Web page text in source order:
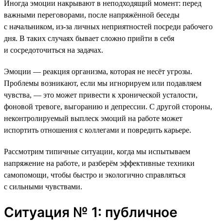
Иногда эмоции накрывают в неподходящий момент: перед
важными переговорами, после напряжённой беседы
с начальником, из-за личных неприятностей посреди рабочего
дня. В таких случаях бывает сложно прийти в себя
и сосредоточиться на задачах.
Эмоции — реакция организма, которая не несёт угрозы.
Проблемы возникают, если мы игнорируем или подавляем
чувства, — это может привести к хронической усталости,
фоновой тревоге, выгоранию и депрессии. С другой стороны,
неконтролируемый выплеск эмоций на работе может
испортить отношения с коллегами и повредить карьере.
Рассмотрим типичные ситуации, когда мы испытываем
напряжение на работе, и разберём эффективные техники
самопомощи, чтобы быстро и экологично справляться
с сильными чувствами.
Ситуация № 1: публичное